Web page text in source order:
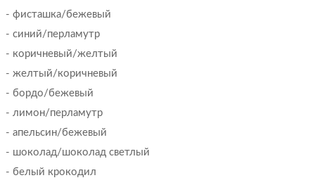
- фисташка/бежевый
- синий/перламутр
- коричневый/желтый
- желтый/коричневый
- бордо/бежевый
- лимон/перламутр
- апельсин/бежевый
- шоколад/шоколад светлый
- белый крокодил